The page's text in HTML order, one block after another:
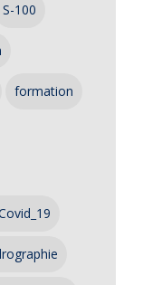
S-100
formation